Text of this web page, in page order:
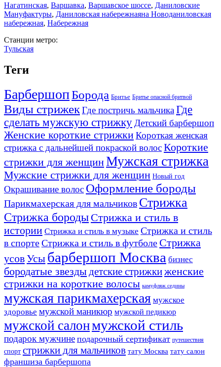
Нагатинская, Варшавка, Варшавское шоссе, Даниловские
Мануфактуры, Даниловская набережнаяна Новоданиловская
набережная, Набережная
Станции метро:
Тульская
Теги
БарбершопБорода Бритье Бритье опасной бритвой
Виды стрижекГде постричь мальчикаГде
сделать мужскую стрижку Детский барбершоп
Женские короткие стрижкиКороткая женская
стрижка с дальнейшей покраской волосКороткие
стрижки для женщинМужская стрижка
Мужские стрижки для женщин Новый год
Окрашивание волос Оформление бороды
Парикмахерская для мальчиков Стрижка
Стрижка бороды Стрижка и стиль в
истории Стрижка и стиль в музыке Стрижка и стиль
в спортеСтрижка и стиль в футболе Стрижка
усовУсы барбершоп Москва бизнес
бородатые звезды детские стрижкиженские
стрижки на короткие волосы камуфляж седины
мужская парикмахерская мужское
здоровье мужской маникюр мужской педикюр
мужской салонмужской стиль
подарок мужчине подарочный сертификат путешествия
спорт стрижки для мальчиков тату Москва тату салон
франшиза барбершопа